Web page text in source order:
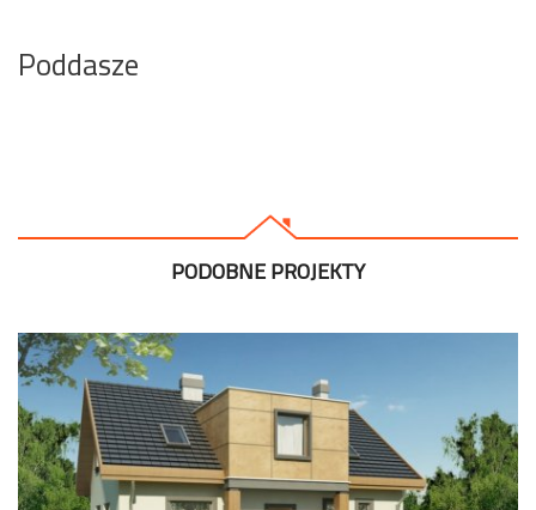
Poddasze
PODOBNE PROJEKTY